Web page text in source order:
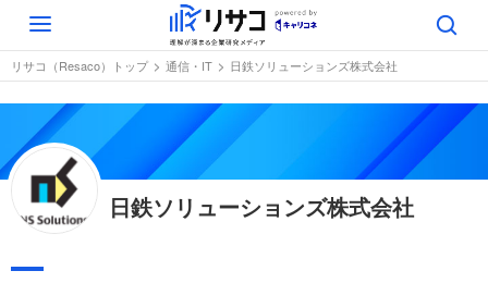
Toggle
navigation
リサコ（Resaco）トップ 通信・IT 日鉄ソリューションズ株式会社
日鉄ソリューションズ株式会社